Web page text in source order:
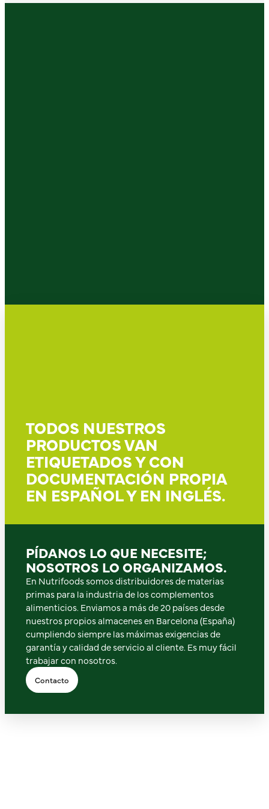
TODOS NUESTROS
PRODUCTOS VAN
ETIQUETADOS Y CON
DOCUMENTACIÓN PROPIA
EN ESPAÑOL Y EN INGLÉS.
PÍDANOS LO QUE NECESITE;
NOSOTROS LO ORGANIZAMOS.
En Nutrifoods somos distribuidores de materias
primas para la industria de los complementos
alimenticios. Enviamos a más de 20 países desde
nuestros propios almacenes en Barcelona (España)
cumpliendo siempre las máximas exigencias de
garantía y calidad de servicio al cliente. Es muy fácil
trabajar con nosotros.
Contacto